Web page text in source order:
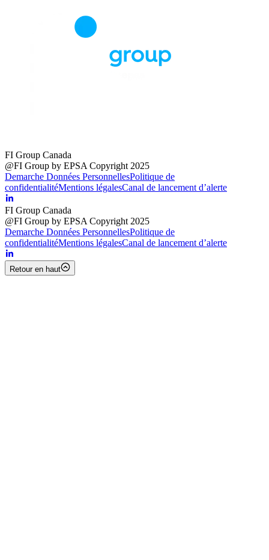
FI Group Canada
@FI Group by EPSA Copyright 2025
Demarche Données PersonnellesPolitique de
confidentialitéMentions légalesCanal de lancement d’alerte
FI Group Canada
@FI Group by EPSA Copyright 2025
Demarche Données PersonnellesPolitique de
confidentialitéMentions légalesCanal de lancement d’alerte
Retour en haut